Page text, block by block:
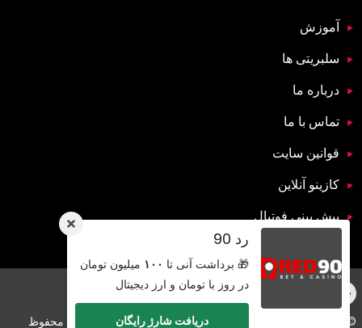
آموزش
سلبریتی ها
درباره ما
تماس با ما
قوانین سایت
کازینو آنلاین
پیش بینی فوتبال
© کپی رایت 2026 تمامی حقوق برای سایت ایران شرط بندی محفوظ
رد 90
🎁 برداشت آنی تا ۱۰۰ میلیون تومان
در روز با تومان و ارز دیجیتال
دریافت شارژ رایگان